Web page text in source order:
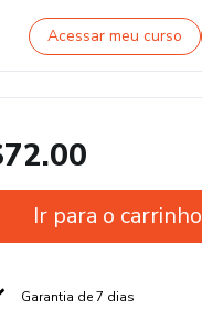
Acessar meu curso
Ir para o carrinho
Garantia de 7 dias